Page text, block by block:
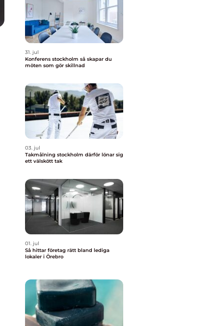
31. jul
Konferens stockholm så skapar du
möten som gör skillnad
03. jul
Takmålning stockholm därför lönar sig
ett välskött tak
01. jul
Så hittar företag rätt bland lediga
lokaler i Örebro